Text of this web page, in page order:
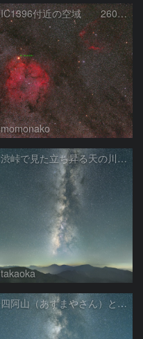
IC1396付近の空域 260720
momonako
渋峠で見た立ち昇る天の川銀河
takaoka
四阿山（あずまやさん）と立ち昇る夏の銀河